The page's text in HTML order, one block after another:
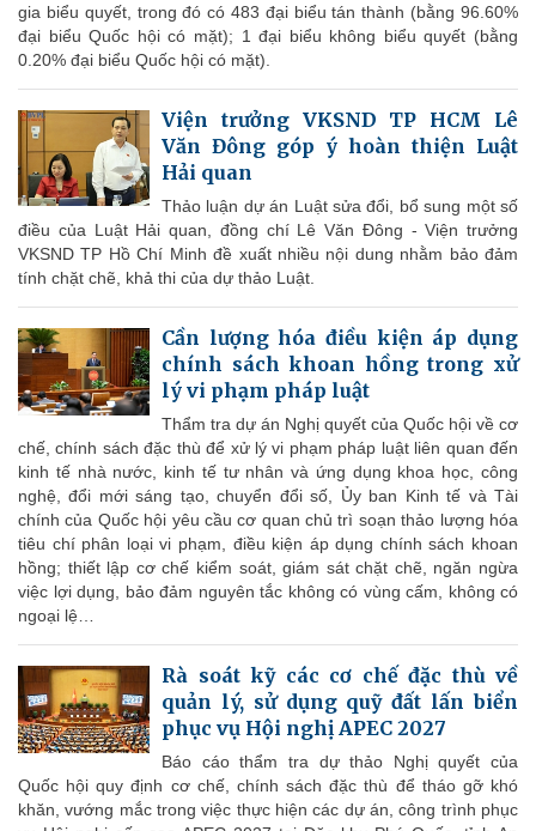
gia biểu quyết, trong đó có 483 đại biểu tán thành (bằng 96.60%
đại biểu Quốc hội có mặt); 1 đại biểu không biểu quyết (bằng
0.20% đại biểu Quốc hội có mặt).
Viện trưởng VKSND TP HCM Lê
Văn Đông góp ý hoàn thiện Luật
Hải quan
Thảo luận dự án Luật sửa đổi, bổ sung một số
điều của Luật Hải quan, đồng chí Lê Văn Đông - Viện trưởng
VKSND TP Hồ Chí Minh đề xuất nhiều nội dung nhằm bảo đảm
tính chặt chẽ, khả thi của dự thảo Luật.
Cần lượng hóa điều kiện áp dụng
chính sách khoan hồng trong xử
lý vi phạm pháp luật
Thẩm tra dự án Nghị quyết của Quốc hội về cơ
chế, chính sách đặc thù để xử lý vi phạm pháp luật liên quan đến
kinh tế nhà nước, kinh tế tư nhân và ứng dụng khoa học, công
nghệ, đổi mới sáng tạo, chuyển đổi số, Ủy ban Kinh tế và Tài
chính của Quốc hội yêu cầu cơ quan chủ trì soạn thảo lượng hóa
tiêu chí phân loại vi phạm, điều kiện áp dụng chính sách khoan
hồng; thiết lập cơ chế kiểm soát, giám sát chặt chẽ, ngăn ngừa
việc lợi dụng, bảo đảm nguyên tắc không có vùng cấm, không có
ngoại lệ…
Rà soát kỹ các cơ chế đặc thù về
quản lý, sử dụng quỹ đất lấn biển
phục vụ Hội nghị APEC 2027
Báo cáo thẩm tra dự thảo Nghị quyết của
Quốc hội quy định cơ chế, chính sách đặc thù để tháo gỡ khó
khăn, vướng mắc trong việc thực hiện các dự án, công trình phục